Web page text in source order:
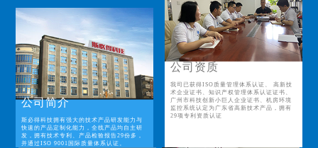
公司简介
斯必得科技拥有强大的技术产品研发能力与
快速的产品定制化能力，全线产品均自主研
发，拥有技术专利、产品检验报告29份多，
并通过ISO 9001国际质量体系认证。
公司资质
我司已获得ISO质量管理体系认证、 高新技
术企业证书、知识产权管理体系认证证书、
广州市科技创新小巨人企业证书、机房环境
监控系统认定为广东省高新技术产品，拥有
29项专利资质认证